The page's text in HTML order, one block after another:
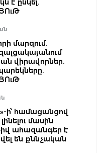
է ընկել.
մարզում.
վիրավորներ.
ի՝ համացանցով
մասին
ահազանգեր է
են քննչական